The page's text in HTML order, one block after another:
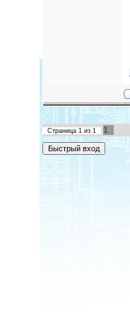
Страница 1 из 1
1